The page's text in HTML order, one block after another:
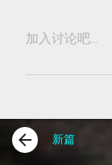
加入讨论吧...
arrow_back 新篇